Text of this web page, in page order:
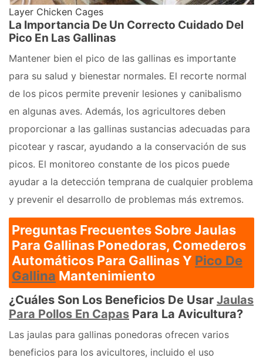
Layer Chicken Cages
La Importancia De Un Correcto Cuidado Del
Pico En Las Gallinas
Mantener bien el pico de las gallinas es importante
para su salud y bienestar normales. El recorte normal
de los picos permite prevenir lesiones y canibalismo
en algunas aves. Además, los agricultores deben
proporcionar a las gallinas sustancias adecuadas para
picotear y rascar, ayudando a la conservación de sus
picos. El monitoreo constante de los picos puede
ayudar a la detección temprana de cualquier problema
y prevenir el desarrollo de problemas más extremos.
Preguntas Frecuentes Sobre Jaulas
Para Gallinas Ponedoras, Comederos
Automáticos Para Gallinas Y Pico De
Gallina Mantenimiento
¿Cuáles Son Los Beneficios De Usar Jaulas
Para Pollos En Capas Para La Avicultura?
Las jaulas para gallinas ponedoras ofrecen varios
beneficios para los avicultores, incluido el uso